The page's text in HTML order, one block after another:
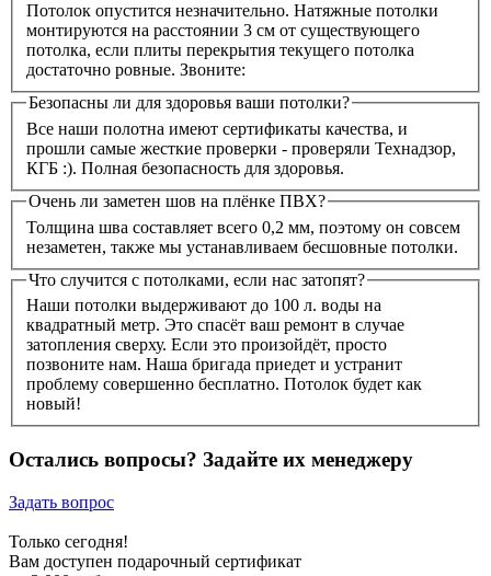
Потолок опустится незначительно. Натяжные потолки
монтируются на расстоянии 3 см от существующего
потолка, если плиты перекрытия текущего потолка
достаточно ровные. Звоните:
Безопасны ли для здоровья ваши потолки?
Все наши полотна имеют сертификаты качества, и
прошли самые жесткие проверки - проверяли Технадзор,
КГБ :). Полная безопасность для здоровья.
Очень ли заметен шов на плёнке ПВХ?
Толщина шва составляет всего 0,2 мм, поэтому он совсем
незаметен, также мы устанавливаем бесшовные потолки.
Что случится с потолками, если нас затопят?
Наши потолки выдерживают до 100 л. воды на
квадратный метр. Это спасёт ваш ремонт в случае
затопления сверху. Если это произойдёт, просто
позвоните нам. Наша бригада приедет и устранит
проблему совершенно бесплатно. Потолок будет как
новый!
Остались вопросы? Задайте их менеджеру
Задать вопрос
Только сегодня!
Вам доступен подарочный сертификат